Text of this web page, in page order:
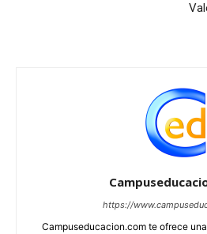
https://
Campuseducacion.com te ofrece